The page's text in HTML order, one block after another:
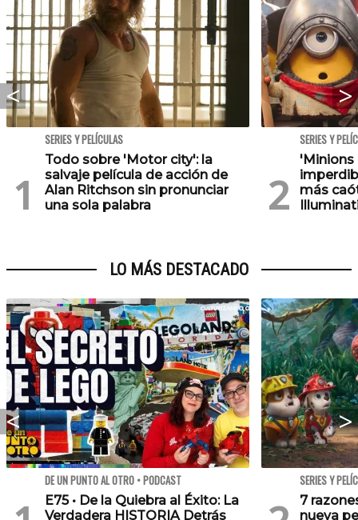
SERIES Y PELÍCULAS
Todo sobre 'Motor city': la
salvaje película de acción de
Alan Ritchson sin pronunciar
una sola palabra
SERIES Y
'Minions
más
LO MÁS DESTACADO
DE UN PUNTO AL OTRO • PODCAST
E75 • De la Quiebra al Éxito: La
Verdadera HISTORIA Detrás
SERIES Y
7
nueva